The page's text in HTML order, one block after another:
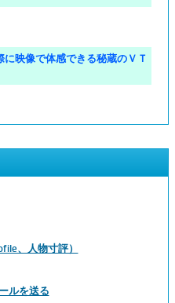
に映像で体感できる秘蔵のＶＴ
、人物寸評）
ルを送る